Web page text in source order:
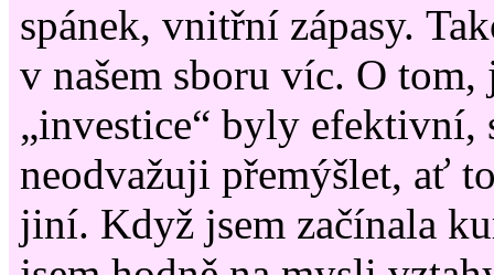
spánek, vnitřní zápasy.
v našem sboru víc. O tom,
„investice“ byly efektivní,
neodvažuji přemýšlet, ať
jiní. Když jsem začínala